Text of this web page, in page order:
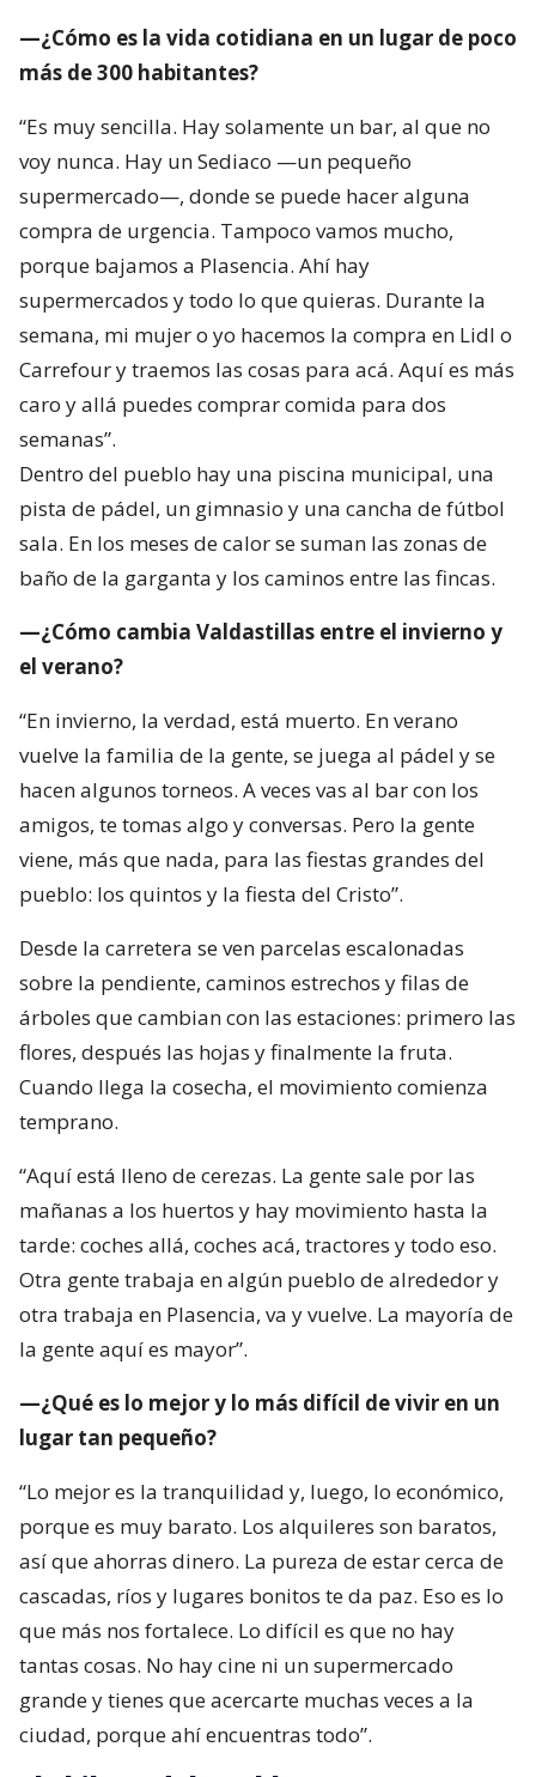
—¿Cómo es la vida cotidiana en un lugar de poco
más de 300 habitantes?
“Es muy sencilla. Hay solamente un bar, al que no
voy nunca. Hay un Sediaco —un pequeño
supermercado—, donde se puede hacer alguna
compra de urgencia. Tampoco vamos mucho,
porque bajamos a Plasencia. Ahí hay
supermercados y todo lo que quieras. Durante la
semana, mi mujer o yo hacemos la compra en Lidl o
Carrefour y traemos las cosas para acá. Aquí es más
caro y allá puedes comprar comida para dos
semanas”.
Dentro del pueblo hay una piscina municipal, una
pista de pádel, un gimnasio y una cancha de fútbol
sala. En los meses de calor se suman las zonas de
baño de la garganta y los caminos entre las fincas.
—¿Cómo cambia Valdastillas entre el invierno y
el verano?
“En invierno, la verdad, está muerto. En verano
vuelve la familia de la gente, se juega al pádel y se
hacen algunos torneos. A veces vas al bar con los
amigos, te tomas algo y conversas. Pero la gente
viene, más que nada, para las fiestas grandes del
pueblo: los quintos y la fiesta del Cristo”.
Desde la carretera se ven parcelas escalonadas
sobre la pendiente, caminos estrechos y filas de
árboles que cambian con las estaciones: primero las
flores, después las hojas y finalmente la fruta.
Cuando llega la cosecha, el movimiento comienza
temprano.
“Aquí está lleno de cerezas. La gente sale por las
mañanas a los huertos y hay movimiento hasta la
tarde: coches allá, coches acá, tractores y todo eso.
Otra gente trabaja en algún pueblo de alrededor y
otra trabaja en Plasencia, va y vuelve. La mayoría de
la gente aquí es mayor”.
—¿Qué es lo mejor y lo más difícil de vivir en un
lugar tan pequeño?
“Lo mejor es la tranquilidad y, luego, lo económico,
porque es muy barato. Los alquileres son baratos,
así que ahorras dinero. La pureza de estar cerca de
cascadas, ríos y lugares bonitos te da paz. Eso es lo
que más nos fortalece. Lo difícil es que no hay
tantas cosas. No hay cine ni un supermercado
grande y tienes que acercarte muchas veces a la
ciudad, porque ahí encuentras todo”.